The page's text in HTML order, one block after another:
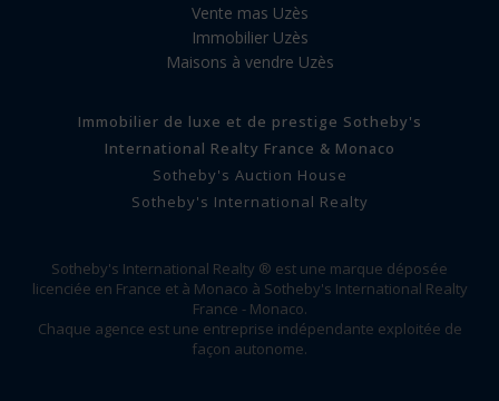
Vente mas Uzès
Immobilier Uzès
Maisons à vendre Uzès
Immobilier de luxe et de prestige Sotheby's
International Realty France & Monaco
Sotheby's Auction House
Sotheby's International Realty
Sotheby's International Realty ® est une marque déposée
licenciée en France et à Monaco à Sotheby's International Realty
France - Monaco.
Chaque agence est une entreprise indépendante exploitée de
façon autonome.